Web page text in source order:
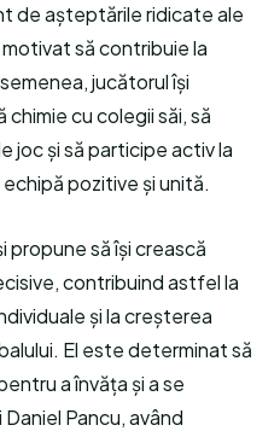
de așteptările ridicate ale
să contribuie la
jucătorul își
cu colegii săi, să
joc și să participe activ la
pozitive și unită.
propune să își crească
contribuind astfel la
și la creșterea
El este determinat să
a învăța și a se
Pancu, având